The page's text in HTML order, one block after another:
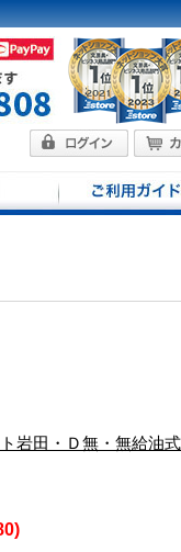
岩田・Ｄ無・無給油